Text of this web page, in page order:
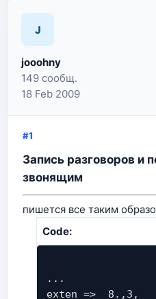
J
jooohny
149 сообщ.
18 Feb 2009
#1
Запись разговоров и
звонящим
пишется все таким
Code:
...
exten => _8.,3,